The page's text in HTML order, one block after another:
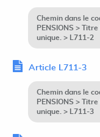
Chemin dans le
PENSIONS >
unique. > L711-2
Article L711-3
Chemin dans le
PENSIONS >
unique. > L711-3